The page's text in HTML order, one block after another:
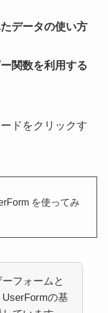
データの使い方
関数を利用する
ドをクリックす
を使ってみ
フォームと
の基